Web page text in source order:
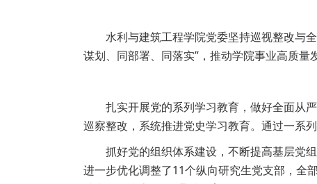
水利与建筑工程学院党委坚持巡视整改与
谋划、同部署、同落实”，推动学院事业高质量
扎实开展党的系列学习教育，做好全面从
巡察整改，系统推进党史学习教育。通过一系
抓好党的组织体系建设，不断提高基层党
进一步优化调整了11个纵向研究生党支部，全